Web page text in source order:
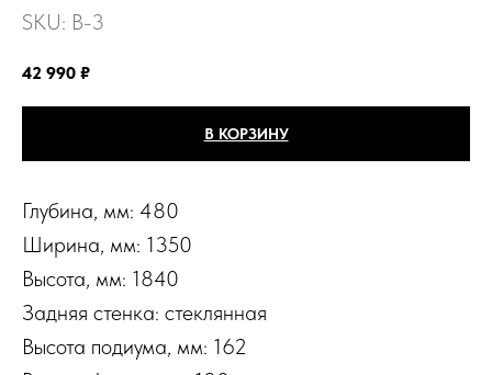
SKU: B-3
42 990 ₽
В КОРЗИНУ
Глубина, мм: 480
Ширина, мм: 1350
Высота, мм: 1840
Задняя стенка: стеклянная
Высота подиума, мм: 162